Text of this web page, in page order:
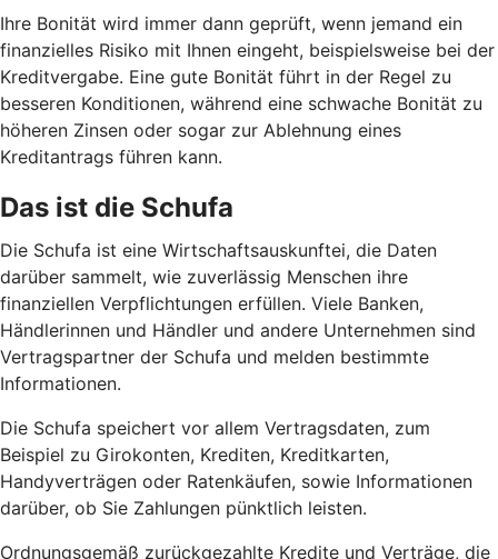
Ihre Bonität wird immer dann geprüft, wenn jemand ein
finanzielles Risiko mit Ihnen eingeht, beispielsweise bei der
Kreditvergabe. Eine gute Bonität führt in der Regel zu
besseren Konditionen, während eine schwache Bonität zu
höheren Zinsen oder sogar zur Ablehnung eines
Kreditantrags führen kann.
Das ist die Schufa
Die Schufa ist eine Wirtschaftsauskunftei, die Daten
darüber sammelt, wie zuverlässig Menschen ihre
finanziellen Verpflichtungen erfüllen. Viele Banken,
Händlerinnen und Händler und andere Unternehmen sind
Vertragspartner der Schufa und melden bestimmte
Informationen.
Die Schufa speichert vor allem Vertragsdaten, zum
Beispiel zu Girokonten, Krediten, Kreditkarten,
Handyverträgen oder Ratenkäufen, sowie Informationen
darüber, ob Sie Zahlungen pünktlich leisten.
Ordnungsgemäß zurückgezahlte Kredite und Verträge, die